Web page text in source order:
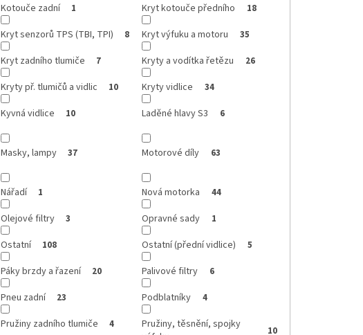
Kotouče zadní 1 Kryt kotouče předního 18
Kryt senzorů TPS (TBI, TPI) 8 Kryt výfuku a motoru 35
Kryt zadního tlumiče 7 Kryty a vodítka řetězu 26
Kryty př. tlumičů a vidlic 10 Kryty vidlice 34
Kyvná vidlice 10 Laděné hlavy S3 6
Masky, lampy 37 Motorové díly 63
Nářadí 1 Nová motorka 44
Olejové filtry 3 Opravné sady 1
Ostatní 108 Ostatní (přední vidlice) 5
Páky brzdy a řazení 20 Palivové filtry 6
Pneu zadní 23 Podblatníky 4
Pružiny zadního tlumiče 4
Pružiny, těsnění, spojky
10